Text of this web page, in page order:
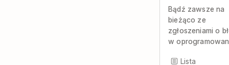
Bądź zawsze na
bieżąco ze
zgłoszeniami o
w
Lista